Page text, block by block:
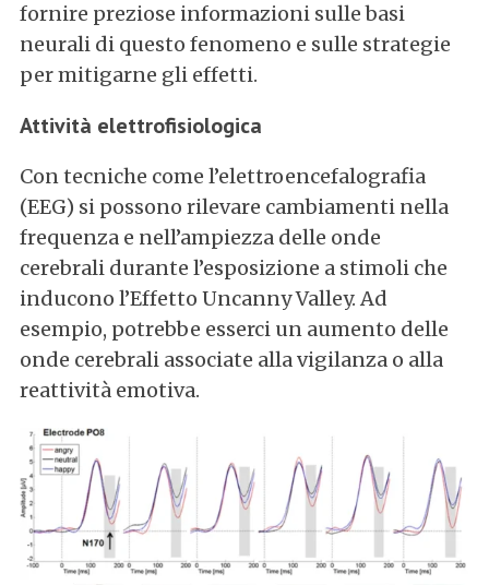
fornire preziose informazioni sulle basi
neurali di questo fenomeno e sulle strategie
per mitigarne gli effetti.
Attività elettrofisiologica
Con tecniche come l’elettroencefalografia
(EEG) si possono rilevare cambiamenti nella
frequenza e nell’ampiezza delle onde
cerebrali durante l’esposizione a stimoli che
inducono l’Effetto Uncanny Valley. Ad
esempio, potrebbe esserci un aumento delle
onde cerebrali associate alla vigilanza o alla
reattività emotiva.
S
e
a